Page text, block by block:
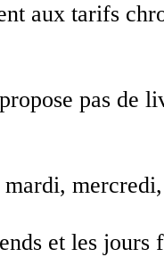
aux tarifs
pas de
et les jours